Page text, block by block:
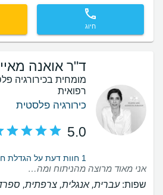
חיוג
ד"ר אואנה
מומחית בכירורגיה
רפואית
כירורגיה פלסטית
5.0
1 חוות דעת על הגדלת חזה בהזרקת שומן
אני מאוד מרוצה מהניתוח ומהתוצאה. ד”ר אואנה מקצועית, סבלנית ואכפתית, והצוות שלה מקסים, זמין ומלווה לאורך כל התהליך. תודה רבה על היחס החם והטיפול המעולה! ממליצה בחום!
שפות:עברית, אנגלית, צרפתית,